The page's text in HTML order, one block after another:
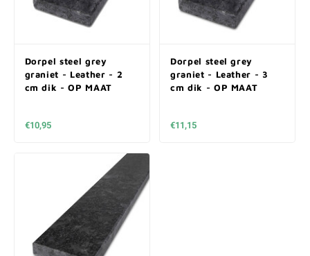
Dorpel steel grey
graniet - Leather - 2
cm dik - OP MAAT
€10,95
Dorpel steel grey
graniet - Leather - 3
cm dik - OP MAAT
€11,15